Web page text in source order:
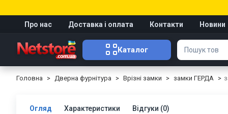
Про нас Доставка і оплата Контакти Новини
Каталог
Головна Дверна фурнітура Врізні замки замки ГЕРДА
Огляд Характеристики Відгуки (0)